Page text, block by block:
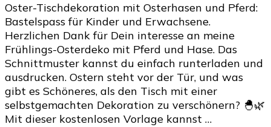
Oster-Tischdekoration mit Osterhasen und Pferd:
Bastelspass für Kinder und Erwachsene.
Herzlichen Dank für Dein interesse an meine
Frühlings-Osterdeko mit Pferd und Hase. Das
Schnittmuster kannst du einfach runterladen und
ausdrucken. Ostern steht vor der Tür, und was
gibt es Schöneres, als den Tisch mit einer
selbstgemachten Dekoration zu verschönern? 🐣🌿
Mit dieser kostenlosen Vorlage kannst …